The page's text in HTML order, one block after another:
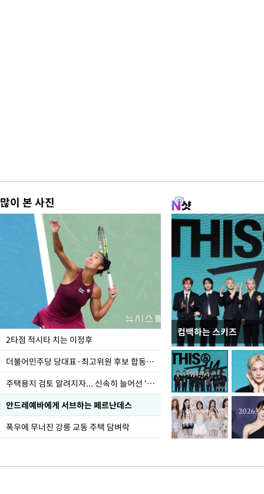
많이 본 사진
2타점 적시타 치는 이정후
더불어민주당 당대표·최고위원 후보 합동연설회
주택용지 검토 알려지자... 신속히 늘어선 '근조화환'
안드레예바에게 서브하는 페르난데스
폭우에 무너진 강릉 교동 주택 담벼락
컴백하는 스키즈
청와대 일주일